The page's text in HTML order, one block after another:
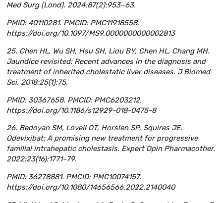
Med Surg (Lond). 2024;87(2):953–63.
PMID: 40110281. PMCID: PMC11918558.
https://doi.org/10.1097/MS9.0000000000002813
25. Chen HL, Wu SH, Hsu SH, Liou BY, Chen HL, Chang MH.
Jaundice revisited: Recent advances in the diagnosis and
treatment of inherited cholestatic liver diseases. J Biomed
Sci. 2018;25(1):75.
PMID: 30367658. PMCID: PMC6203212.
https://doi.org/10.1186/s12929-018-0475-8
26. Bedoyan SM, Lovell OT, Horslen SP, Squires JE.
Odevixibat: A promising new treatment for progressive
familial intrahepatic cholestasis. Expert Opin Pharmacother.
2022;23(16):1771–79.
PMID: 36278881. PMCID: PMC10074157.
https://doi.org/10.1080/14656566.2022.2140040